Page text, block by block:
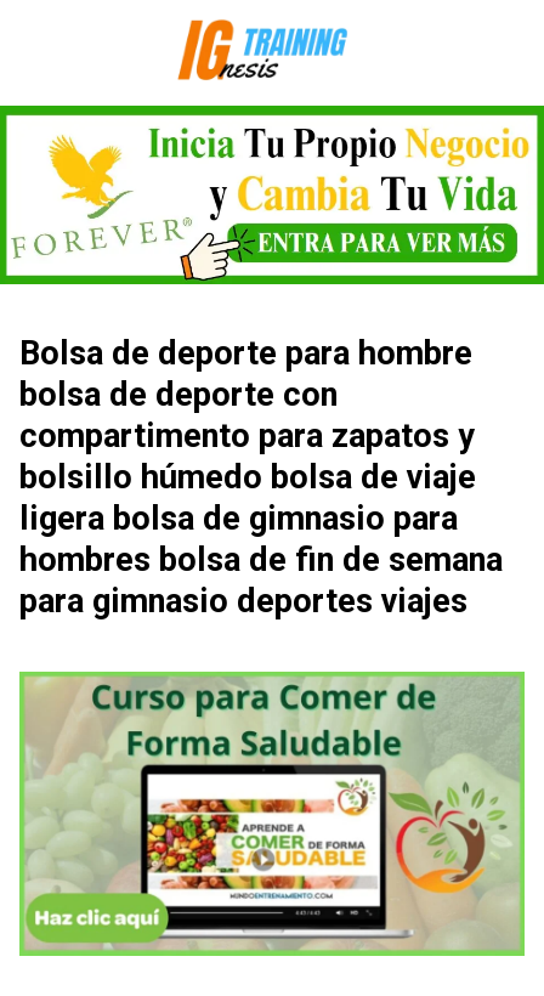
Bolsa de deporte para hombre
bolsa de deporte con
compartimento para zapatos y
bolsillo húmedo bolsa de viaje
ligera bolsa de gimnasio para
hombres bolsa de fin de semana
para gimnasio deportes viajes